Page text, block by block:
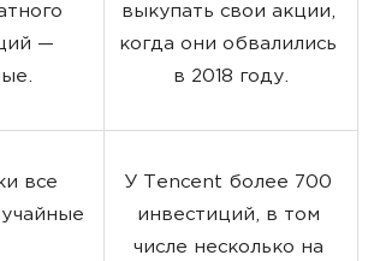
—
выкупать свои акции,
когда они обвалились
в 2018 году.
все
У Tencent более 700
инвестиций, в том
числе несколько на